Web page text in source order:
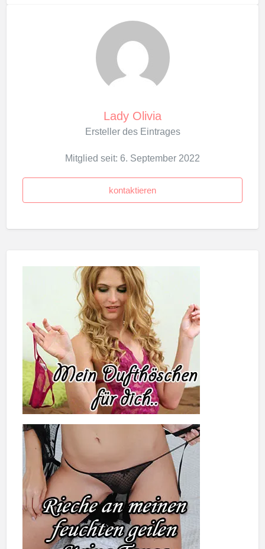
Lady Olivia
Ersteller des Eintrages
Mitglied seit: 6. September 2022
kontaktieren